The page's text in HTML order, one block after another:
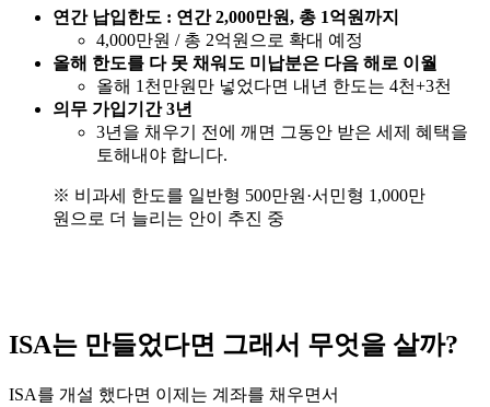
연간 납입한도 : 연간 2,000만원, 총 1억원까지
4,000만원 / 총 2억원으로 확대 예정
올해 한도를 다 못 채워도 미납분은 다음 해로 이월
올해 1천만원만 넣었다면 내년 한도는 4천+3천
의무 가입기간 3년
3년을 채우기 전에 깨면 그동안 받은 세제 혜택을
토해내야 합니다.
※ 비과세 한도를 일반형 500만원·서민형 1,000만
원으로 더 늘리는 안이 추진 중
ISA는 만들었다면 그래서 무엇을 살까?
ISA를 개설 했다면 이제는 계좌를 채우면서